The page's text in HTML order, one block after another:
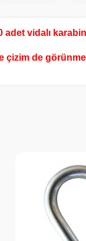
adet vidalı
çizim de